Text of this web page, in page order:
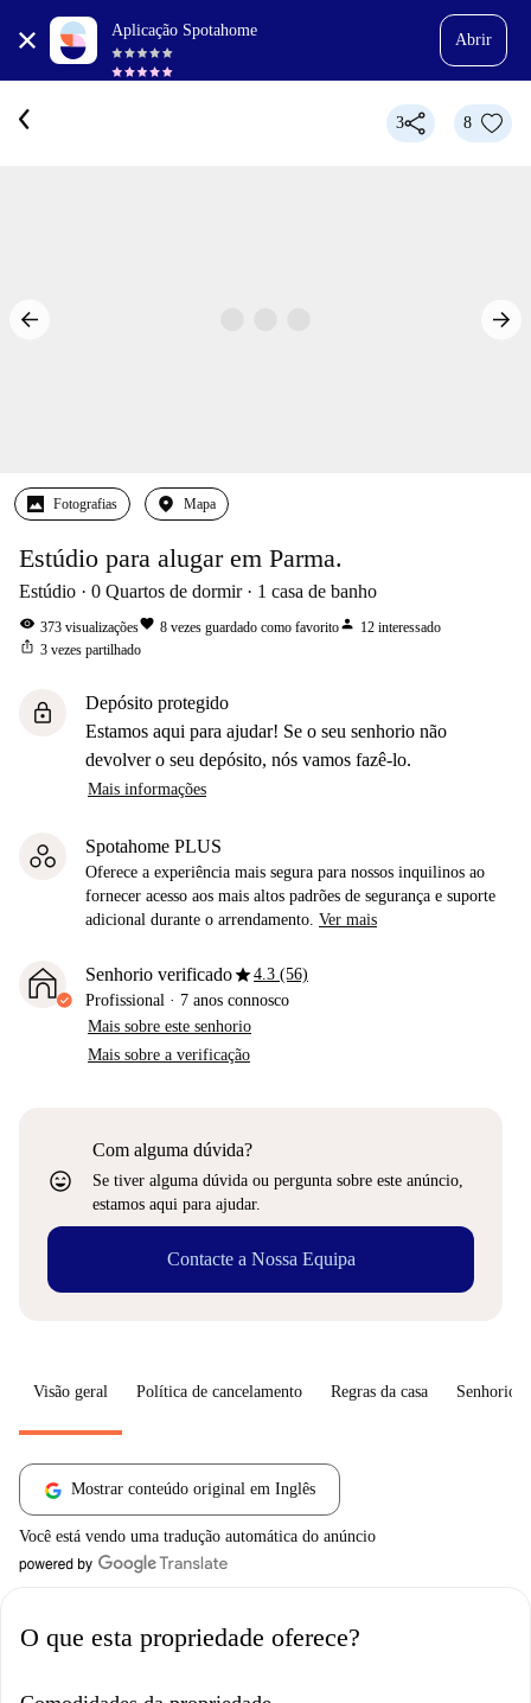
Aplicação Spotahome
Abrir
3 8
Fotografias Mapa
Estúdio para alugar em Parma.
Estúdio 0 Quartos de dormir 1 casa de banho
visibility 373 visualizaçõesfavorite 8 vezes guardado como favoritoperson 12 interessado
ios_share 3 vezes partilhado
lock
Depósito protegido
Estamos aqui para ajudar! Se o seu senhorio não
devolver o seu depósito, nós vamos fazê-lo.
Mais informações
Spotahome PLUS
Oferece a experiência mais segura para nossos inquilinos ao
fornecer acesso aos mais altos padrões de segurança e suporte
adicional durante o arrendamento. Ver mais
Senhorio verificadostar4.3 (56)
Profissional · 7 anos connosco
Mais sobre este senhorio
Mais sobre a verificação
sentiment_very_satisfied
Com alguma dúvida?
Se tiver alguma dúvida ou pergunta sobre este anúncio,
estamos aqui para ajudar.
Contacte a Nossa Equipa
Visão geral Política de cancelamento Regras da casa Senhorio
Mostrar conteúdo original em Inglês
Você está vendo uma tradução automática do anúncio
O que esta propriedade oferece?